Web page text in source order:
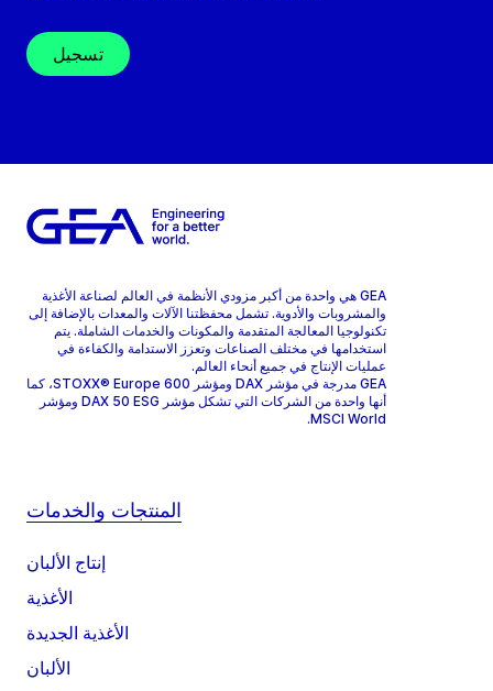
تسجيل
GEA هي واحدة من أكبر مزودي الأنظمة في العالم لصناعة الأغذية
والمشروبات والأدوية. تشمل محفظتنا الآلات والمعدات بالإضافة إلى
تكنولوجيا المعالجة المتقدمة والمكونات والخدمات الشاملة. يتم
استخدامها في مختلف الصناعات وتعزز الاستدامة والكفاءة في
عمليات الإنتاج في جميع أنحاء العالم.
GEA مدرجة في مؤشر DAX ومؤشر STOXX® Europe 600، كما
أنها واحدة من الشركات التي تشكل مؤشر DAX 50 ESG ومؤشر
MSCI World.
المنتجات والخدمات
إنتاج الألبان
الأغذية
الأغذية الجديدة
الألبان